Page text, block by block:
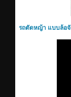
รถตัดหญ้า แบบล้อจั